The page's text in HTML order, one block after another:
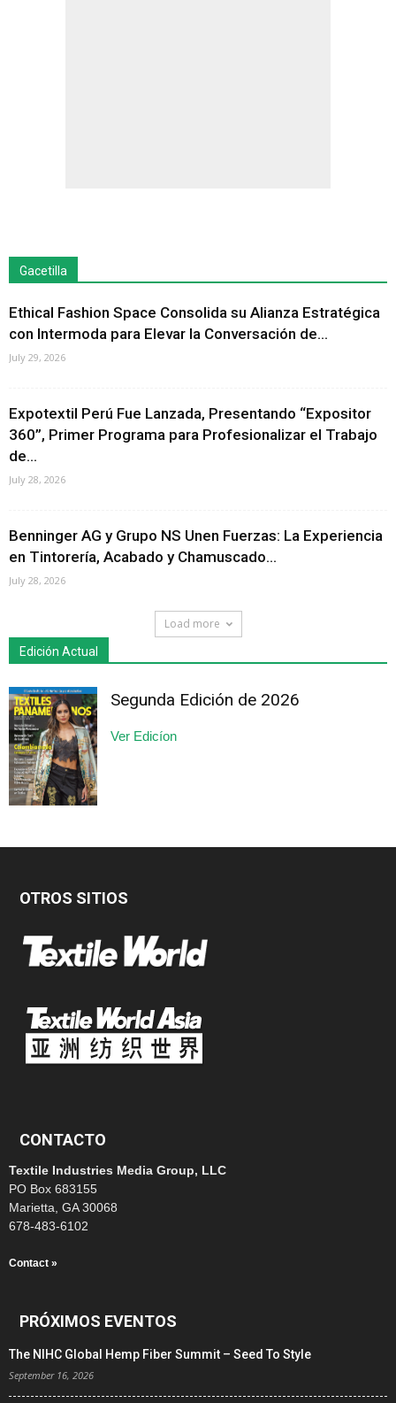
Gacetilla
Ethical Fashion Space Consolida su Alianza Estratégica
con Intermoda para Elevar la Conversación de...
July 29, 2026
Expotextil Perú Fue Lanzada, Presentando “Expositor
360”, Primer Programa para Profesionalizar el Trabajo
de...
July 28, 2026
Benninger AG y Grupo NS Unen Fuerzas: La Experiencia
en Tintorería, Acabado y Chamuscado...
July 28, 2026
Load more
Edición Actual
Segunda Edición de 2026
Ver Edicíon
OTROS SITIOS
CONTACTO
Textile Industries Media Group, LLC
PO Box 683155
Marietta, GA 30068
678-483-6102
Contact »
PRÓXIMOS EVENTOS
The NIHC Global Hemp Fiber Summit – Seed To Style
September 16, 2026